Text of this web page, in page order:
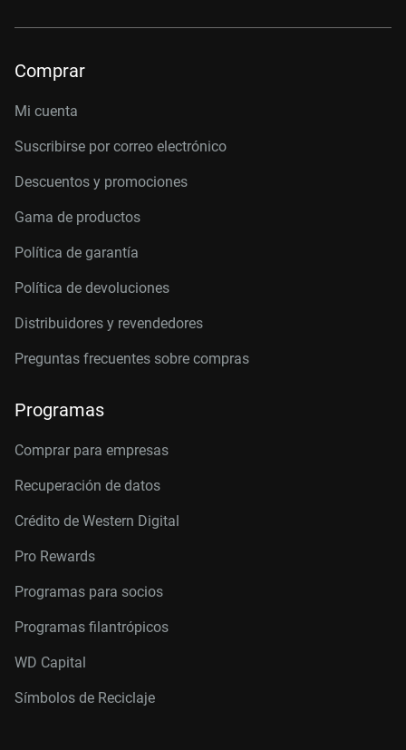
Comprar
Mi cuenta
Suscribirse por correo electrónico
Descuentos y promociones
Gama de productos
Política de garantía
Política de devoluciones
Distribuidores y revendedores
Preguntas frecuentes sobre compras
Programas
Comprar para empresas
Recuperación de datos
Crédito de Western Digital
Pro Rewards
Programas para socios
Programas filantrópicos
WD Capital
Símbolos de Reciclaje